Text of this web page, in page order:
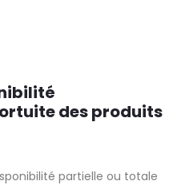
des produits
partielle ou totale